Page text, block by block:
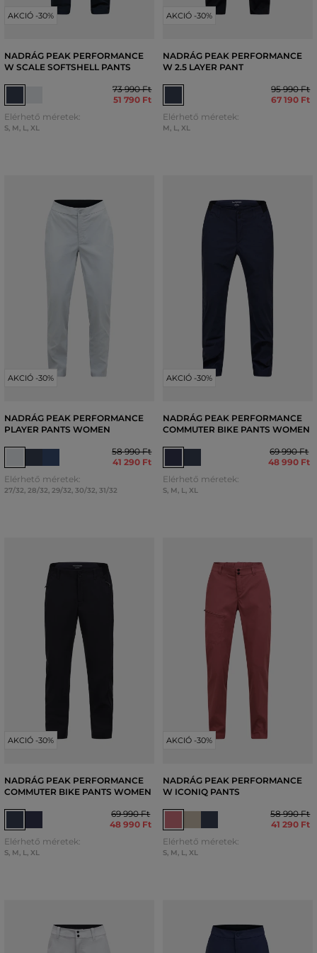
AKCIÓ -30%
NADRÁG PEAK PERFORMANCE
W SCALE SOFTSHELL PANTS
73 990 Ft
51 790 Ft
Elérhető méretek:
S, M, L, XL
AKCIÓ -30%
NADRÁG PEAK PERFORMANCE
W 2.5 LAYER PANT
95 990 Ft
67 190 Ft
Elérhető méretek:
M, L, XL
AKCIÓ -30%
NADRÁG PEAK PERFORMANCE
PLAYER PANTS WOMEN
58 990 Ft
41 290 Ft
Elérhető méretek:
27/32, 28/32, 29/32, 30/32, 31/32
AKCIÓ -30%
NADRÁG PEAK PERFORMANCE
COMMUTER BIKE PANTS WOMEN
69 990 Ft
48 990 Ft
Elérhető méretek:
S, M, L, XL
AKCIÓ -30%
NADRÁG PEAK PERFORMANCE
COMMUTER BIKE PANTS WOMEN
69 990 Ft
48 990 Ft
Elérhető méretek:
S, M, L, XL
AKCIÓ -30%
NADRÁG PEAK PERFORMANCE
W ICONIQ PANTS
58 990 Ft
41 290 Ft
Elérhető méretek:
S, M, L, XL